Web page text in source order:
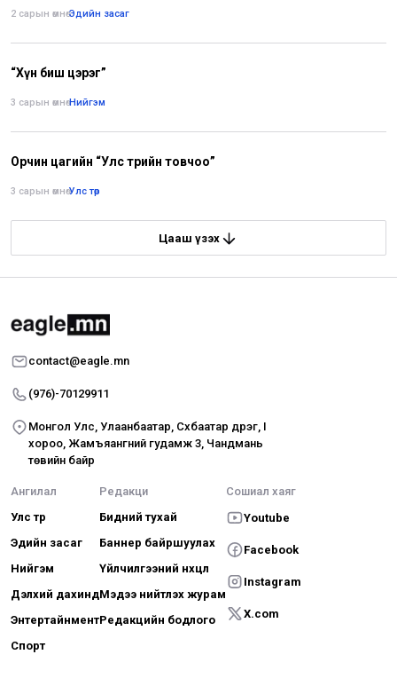
2 сарын өмнө•Эдийн засаг
“Хүн биш цэрэг”
3 сарын өмнө•Нийгэм
Орчин цагийн “Улс төрийн товчоо”
3 сарын өмнө•Улс төр
Цааш үзэх
contact@eagle.mn
(976)-70129911
Монгол Улс, Улаанбаатар, Сүхбаатар дүүрэг, I
хороо, Жамъяангүний гудамж 3, Чандмань
төвийн байр
Ангилал
Улс төр
Эдийн засаг
Нийгэм
Дэлхий дахинд
Энтертайнмент
Спорт
Редакци
Бидний тухай
Баннер байршуулах
Үйлчилгээний нөхцөл
Мэдээ нийтлэх журам
Редакцийн бодлого
Сошиал хаяг
Youtube
Facebook
Instagram
X.com